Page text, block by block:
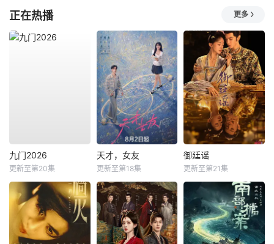
正在热播 更多
九门2026
更新至第20集
天才，女友
更新至第18集
御廷谣
更新至第21集